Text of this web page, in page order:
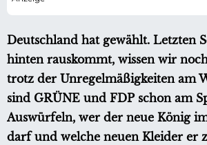
Deutschland hat gewählt. Letzten
hinten rauskommt, wissen wir
trotz der Unregelmäßigkeiten am
sind GRÜNE und FDP schon am
Auswürfeln, wer der neue König
darf und welche neuen Kleider er